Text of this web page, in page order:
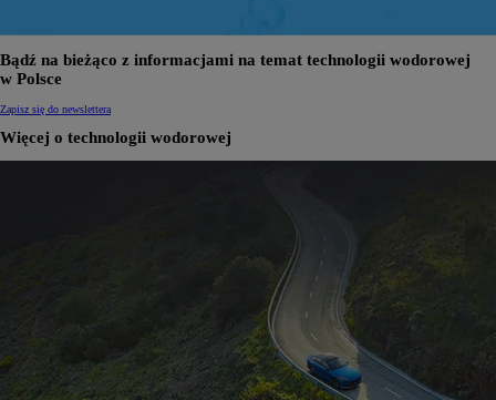
Bądź na bieżąco z informacjami na temat technologii wodorowej
w Polsce
Zapisz się do newslettera
Więcej o technologii wodorowej